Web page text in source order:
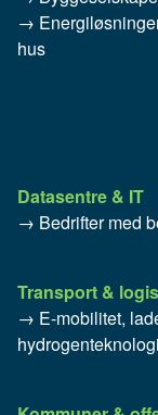
→
hus
Datasentre & IT
→ Bedrifter med
Transport &
→ E-mobilitet,
hydrogenteknologi